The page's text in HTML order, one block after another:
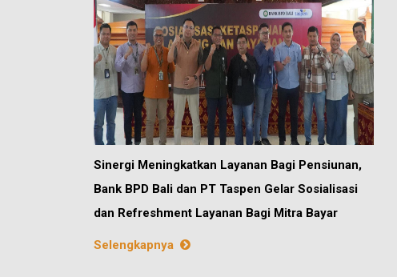
Sinergi Meningkatkan Layanan Bagi Pensiunan,
Bank BPD Bali dan PT Taspen Gelar Sosialisasi
dan Refreshment Layanan Bagi Mitra Bayar
Selengkapnya